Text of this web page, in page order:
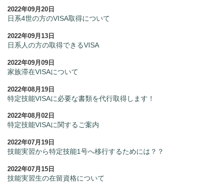
2022年09月20日
日系4世の方のVISA取得について
2022年09月13日
日系人の方の取得できるVISA
2022年09月09日
家族滞在VISAについて
2022年08月19日
特定技能VISAに必要な書類を代行取得します！
2022年08月02日
特定技能VISAに関するご案内
2022年07月19日
技能実習から特定技能1号へ移行するためには？？
2022年07月15日
技能実習生の在留資格について